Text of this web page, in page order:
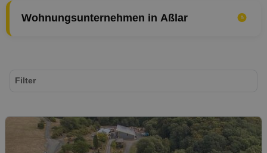
Wohnungsunternehmen in Aßlar
Filter